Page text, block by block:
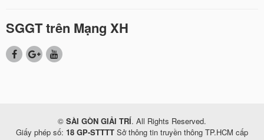
SGGT trên Mạng XH
© SÀI GÒN GIẢI TRÍ. All Rights Reserved.
Giấy phép số: 18 GP-STTTT Sở thông tin truyền thông TP.HCM cấp